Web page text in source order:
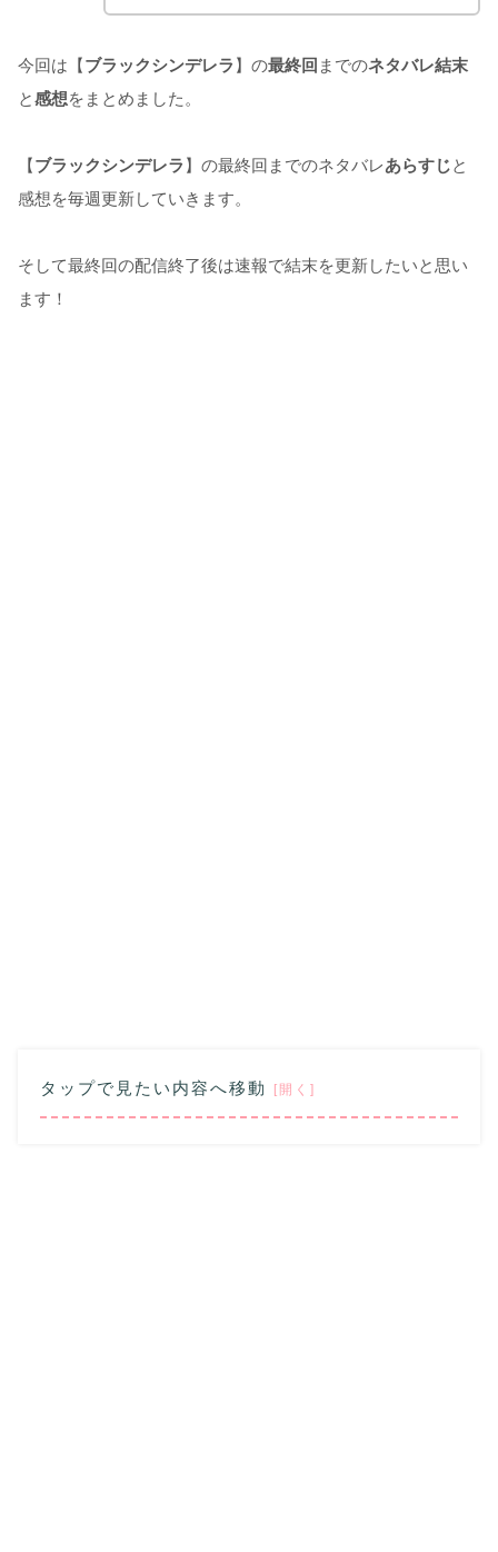
今回は【ブラックシンデレラ 】 の最終回 までのネタバレ結末
と感想をまとめました。
【ブラックシンデレラ 】の最終回 までのネタバレあらすじと
感想を毎週更新していきます。
そして最終回の配信終了後は速報で結末を更新したいと思い
ます！
タップで見たい内容へ移動